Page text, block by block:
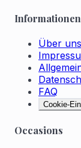
Informationen
Über uns
FAQ
Cookie-
Occasions